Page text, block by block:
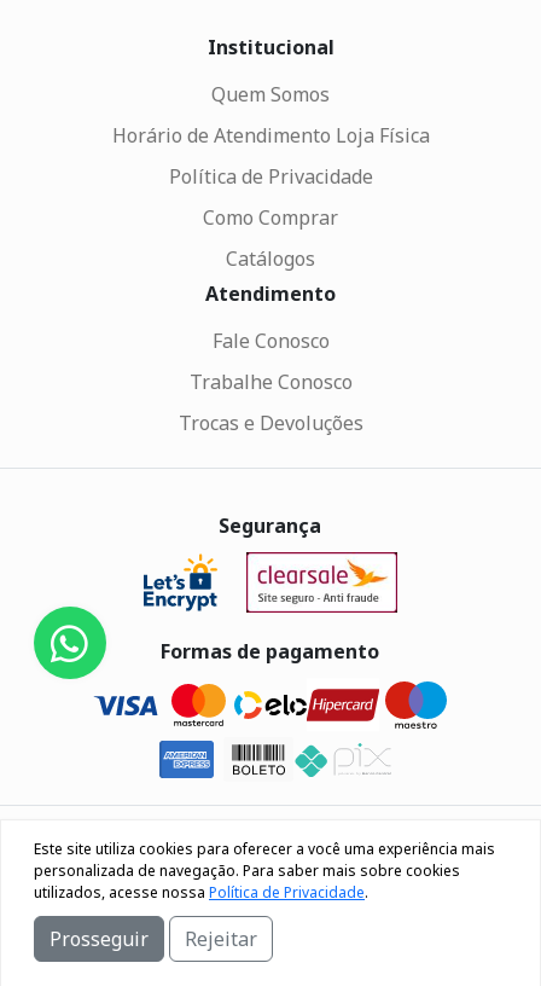
Institucional
Quem Somos
Horário de Atendimento Loja Física
Política de Privacidade
Como Comprar
Catálogos
Atendimento
Fale Conosco
Trabalhe Conosco
Trocas e Devoluções
Segurança
Formas de pagamento
Eletrus Componentes Eletrônicos - CNPJ
04.080.033/0001-40
Rua Os 18 do forte, 692, Bairro Lourdes Caxias do Sul / RS
Este site utiliza cookies para oferecer a você uma experiência mais
personalizada de navegação. Para saber mais sobre cookies
utilizados, acesse nossa Política de Privacidade.
Prosseguir Rejeitar